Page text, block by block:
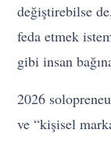
değiştirebilse
feda etmek
gibi insan
2026
ve “kişisel